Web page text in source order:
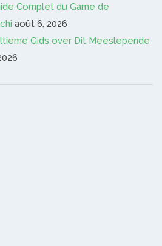
Complet du Game de
août 6, 2026
Gids over Dit Meeslepende